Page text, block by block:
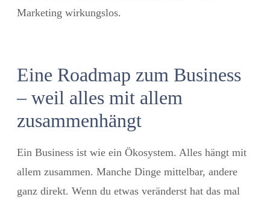
Marketing wirkungslos.
Eine Roadmap zum Business
– weil alles mit allem
zusammenhängt
Ein Business ist wie ein Ökosystem. Alles hängt mit
allem zusammen. Manche Dinge mittelbar, andere
ganz direkt. Wenn du etwas veränderst hat das mal